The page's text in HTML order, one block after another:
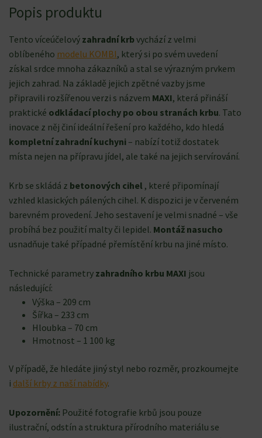
Popis produktu
Tento víceúčelový zahradní krb vychází z velmi
oblíbeného modelu KOMBI, který si po svém uvedení
získal srdce mnoha zákazníků a stal se výrazným prvkem
jejich zahrad. Na základě jejich zpětné vazby jsme
připravili rozšířenou verzi s názvem MAXI, která přináší
praktické odkládací plochy po obou stranách krbu. Tato
inovace z něj činí ideální řešení pro každého, kdo hledá
kompletní zahradní kuchyni – nabízí totiž dostatek
místa nejen na přípravu jídel, ale také na jejich servírování.
Krb se skládá z betonových cihel , které připomínají
vzhled klasických pálených cihel. K dispozici je v červeném
barevném provedení. Jeho sestavení je velmi snadné – vše
probíhá bez použití malty či lepidel. Montáž nasucho
usnadňuje také případné přemístění krbu na jiné místo.
Technické parametry zahradního krbu MAXI jsou
následující:
Výška – 209 cm
Šířka – 233 cm
Hloubka – 70 cm
Hmotnost – 1 100 kg
V případě, že hledáte jiný styl nebo rozměr, prozkoumejte
i další krby z naší nabídky.
Upozornění: Použité fotografie krbů jsou pouze
ilustrační, odstín a struktura přírodního materiálu se